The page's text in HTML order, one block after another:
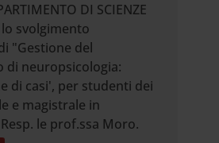
DI SCIENZE
svolgimento
"Gestione del
di neuropsicologia:
di casi', per studenti dei
e magistrale in
le prof.ssa Moro.